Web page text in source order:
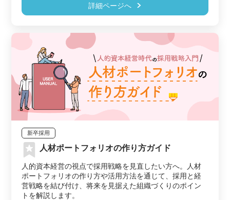
詳細ページへ
新卒採用
人材ポートフォリオの作り方ガイド
人的資本経営の視点で採用戦略を見直したい方へ。人材
ポートフォリオの作り方や活用方法を通じて、採用と経
営戦略を結び付け、将来を見据えた組織づくりのポイン
トを解説します。